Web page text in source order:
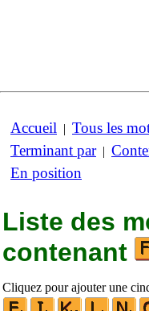
Accueil | Tous les
Terminant par|
En position
Liste des
contenant
Cliquez pour ajouter une